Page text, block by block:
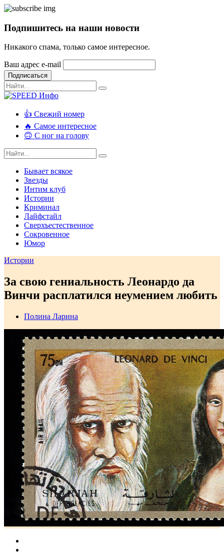
Подпишитесь на наши новости
Никакого спама, только самое интересное.
Ваш адрес e-mail
Подписаться
👍 Свежий номер
🔥 Самое интересное
🙃 С ног на голову
Бывает всякое
Звезды
Интим клуб
Истории
Криминал
Лайфстайл
Сверхъестественное
Сокровенное
Юмор
Истории
За свою гениальность Леонардо да
Винчи расплатился неумением любить
Полина Ларина